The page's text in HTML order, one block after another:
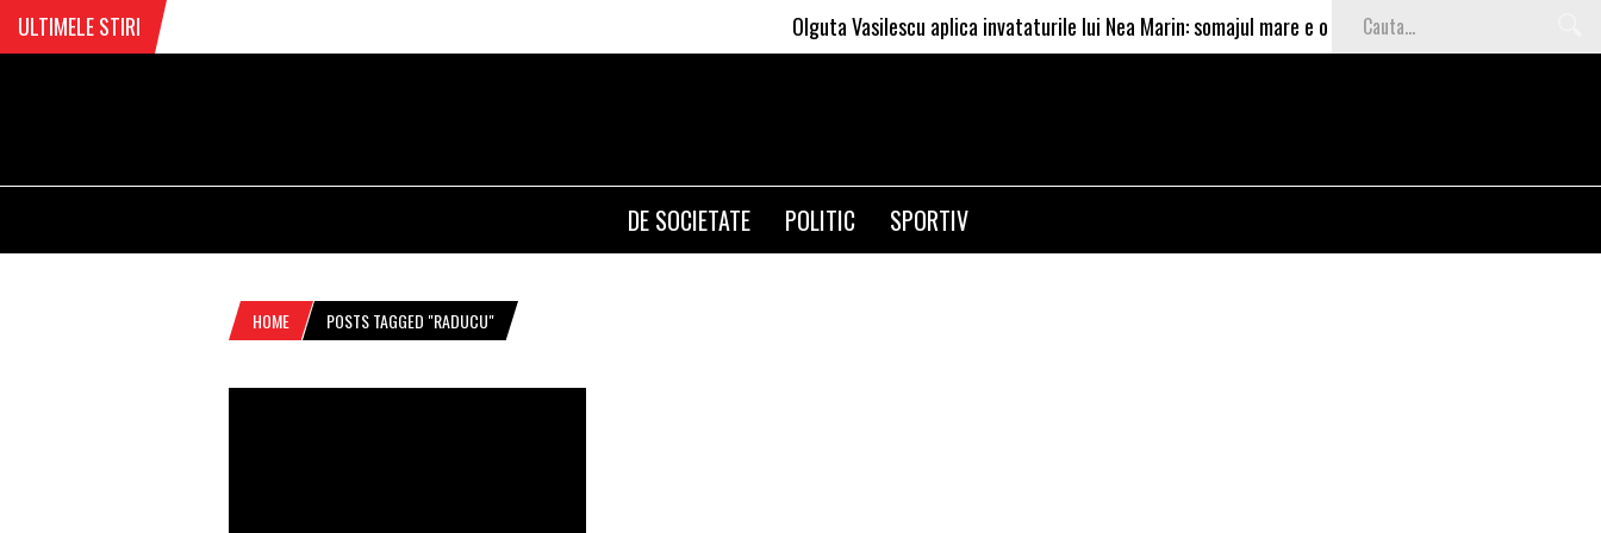
ULTIMELE STIRI Olguta Vasilescu aplica invataturile lui Nea Marin: somajul mare e o garantie pentru investitori
DE SOCIETATE POLITIC SPORTIV
HOME POSTS TAGGED "RADUCU"